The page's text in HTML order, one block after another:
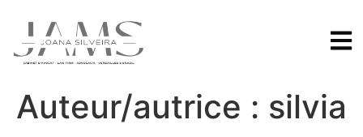
Auteur/autrice : silvia